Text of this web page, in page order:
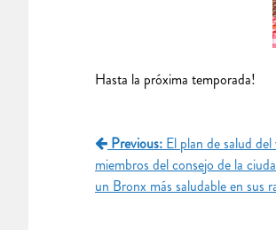
Hasta la próxima temporada!
Navegación
de
Previous: El plan de salud
miembros del consejo de la
un Bronx más saludable en sus